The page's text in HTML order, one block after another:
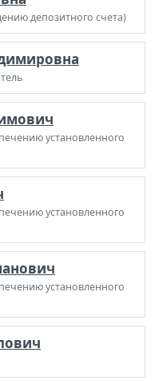
депозитного счета)
установленного
установленного
установленного